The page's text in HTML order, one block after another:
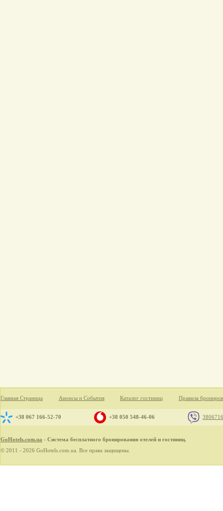
Главная Страница Анонсы и События Каталог гостиниц Правила
+38 067 166-52-70 +38 050 548-46-06
GoHotels.com.ua - Система бесплатного бронирования отелей и гостиниц.
© 2011 - 2026 GoHotels.com.ua. Все права защищены.